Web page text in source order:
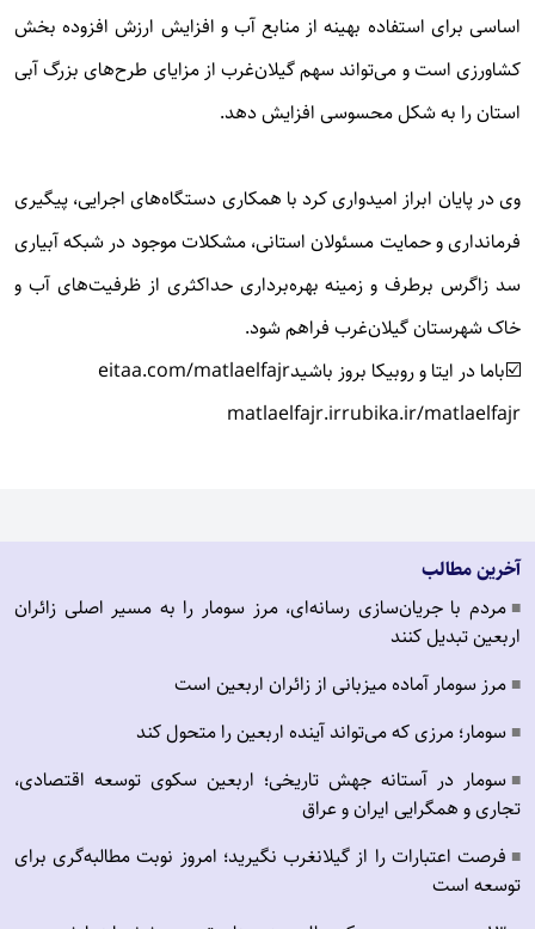
اساسی برای استفاده بهینه از منابع آب و افزایش ارزش افزوده بخش
کشاورزی است و می‌تواند سهم گیلان‌غرب از مزایای طرح‌های بزرگ آبی
استان را به شکل محسوسی افزایش دهد.
وی در پایان ابراز امیدواری کرد با همکاری دستگاه‌های اجرایی، پیگیری
فرمانداری و حمایت مسئولان استانی، مشکلات موجود در شبکه آبیاری
سد زاگرس برطرف و زمینه بهره‌برداری حداکثری از ظرفیت‌های آب و
خاک شهرستان گیلان‌غرب فراهم شود.
☑️باما در ایتا و روبیکا بروز باشیدeitaa.com/matlaelfajr
rubika.ir/matlaelfajr
matlaelfajr.ir
آخرین مطالب
■ مردم با جریان‌سازی رسانه‌ای، مرز سومار را به مسیر اصلی زائران
اربعین تبدیل کنند
■ مرز سومار آماده میزبانی از زائران اربعین است
■ سومار؛ مرزی که می‌تواند آینده اربعین را متحول کند
■ سومار در آستانه جهش تاریخی؛ اربعین سکوی توسعه اقتصادی،
تجاری و همگرایی ایران و عراق
■ فرصت اعتبارات را از گیلانغرب نگیرید؛ امروز نوبت مطالبه‌گری برای
توسعه است